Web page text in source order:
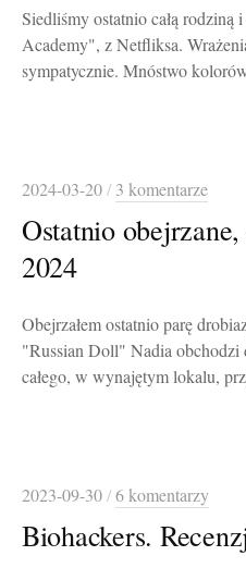
Siedliśmy ostatnio całą rodziną
Academy", z Netfliksa.
sympatycznie. Mnóstwo
2024-03-20/ 3 komentarze
Ostatnio
2024
Obejrzałem ostatnio parę
"Russian Doll" Nadia obchodzi
całego, w wynajętym lokalu,
2023-09-30/6 komentarzy
Biohackers.